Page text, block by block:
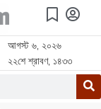
আগস্ট ৬, ২০২৬
২২শে শ্রাবণ, ১৪৩৩